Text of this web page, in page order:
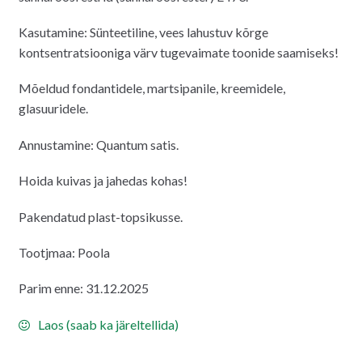
Kasutamine: Sünteetiline, vees lahustuv kõrge
kontsentratsiooniga värv tugevaimate toonide saamiseks!
Mõeldud fondantidele, martsipanile, kreemidele,
glasuuridele.
Annustamine: Quantum satis.
Hoida kuivas ja jahedas kohas!
Pakendatud plast-topsikusse.
Tootjmaa: Poola
Parim enne: 31.12.2025
Laos (saab ka järeltellida)